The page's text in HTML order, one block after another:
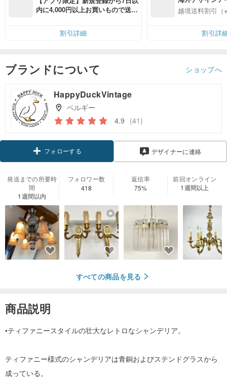
内に4,000円以上お買いもので送料
割引詳細
入
越境送料割引（
割引詳
ブランドについて ショップへ
HappyDuckVintage
ベルギー
4.9 (41)
フォローする デザイナーに連絡
発送までの所要時
間
1週間以内
フォロワー数
418
返信率
75%
前回オンライン
1週間以上
すべての商品を見る
商品説明
•ティファニースタイルの壮大なレトロなシャンデリア。
ティファニー様式のシャンデリアは青銅およびステンドグラスから
成っている。